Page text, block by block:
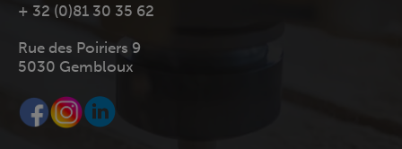
+ 32 (0)81 30 35 62
Rue des Poiriers 9
5030 Gembloux